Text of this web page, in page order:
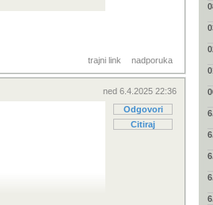
trajni link nadporuka
ned 6.4.2025 22:36
Odgovori
Citiraj